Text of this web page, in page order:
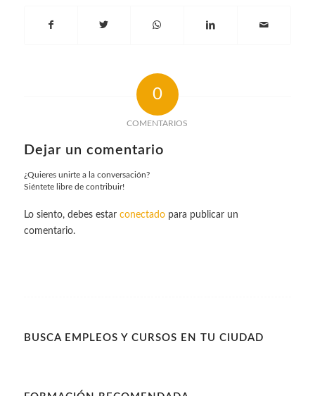
0
COMENTARIOS
Dejar un comentario
¿Quieres unirte a la conversación?
Siéntete libre de contribuir!
Lo siento, debes estar conectadopara publicar un
comentario.
BUSCA EMPLEOS Y CURSOS EN TU CIUDAD